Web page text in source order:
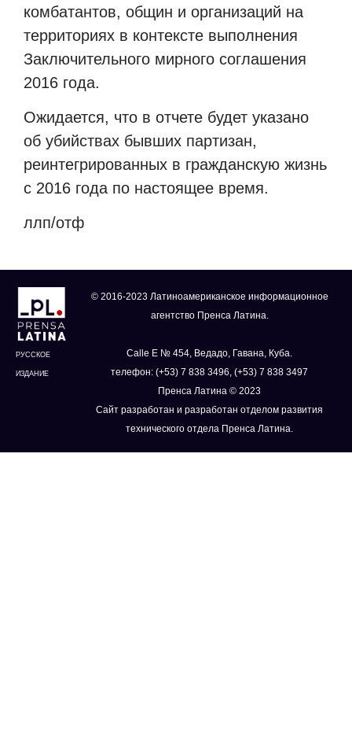
комбатантов, общин и организаций на
территориях в контексте выполнения
Заключительного мирного соглашения
2016 года.
Ожидается, что в отчете будет указано
об убийствах бывших партизан,
реинтегрированных в гражданскую жизнь
с 2016 года по настоящее время.
ллп/отф
РУССКОЕ
ИЗДАНИЕ
© 2016-2023 Латиноамериканское информационное
агентство Пренса Латина.
Calle E № 454, Ведадо, Гавана, Куба.
телефон: (+53) 7 838 3496, (+53) 7 838 3497
Пренса Латина © 2023
Сайт разработан и разработан отделом развития
технического отдела Пренса Латина.